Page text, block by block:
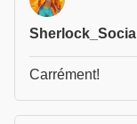
Sherlock_Social
Carrément!